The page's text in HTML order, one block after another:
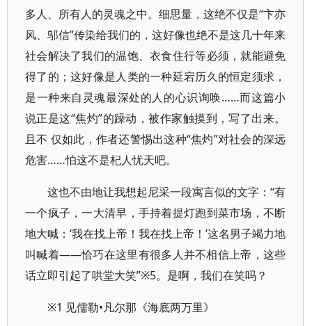
多人、所有人的灵魂之中。细思量，这绝不仅是“卞亦
风、邬信”传染给我们的，这好像也绝不是这几十年来
社会解决了我们的温饱、衣食住行等必须，就能避免
得了的；这好像是人类的一种延宕历久的恒定须求，
是一种来自灵魂最深处的人的心识询唤……而这篇小
说正是这“焦灼”的躁动，被作家触摸到，写了出来。
且不 仅如此，作者还警惕出这种“焦灼”对社会的深远
危害……怕这不是杞人忧天吧。
这也不由地让我想起尼采一段寓言似的文字：“有
一个疯子，一大清早，手持着提灯跑到菜市场，不断
地大喊：‘我在找上帝！我在找上帝！’这名男子竭力地
叫喊着——恰巧在这里有很多人并不相信上帝，这些
话立即引起了哄堂大笑”※5。是啊，我们在笑吗？
※1 见儒勒•凡尔那《海底两万里》